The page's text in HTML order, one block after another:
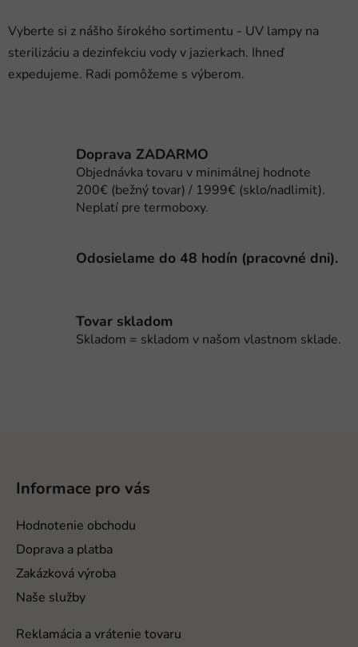
i
e
p
r
v
ý
p
i
e
Vyberte si z nášho širokého sortimentu - UV lampy na
sterilizáciu a dezinfekciu vody v jazierkach. Ihneď
expedujeme. Radi pomôžeme s výberom.
Doprava ZADARMO
Objednávka tovaru v minimálnej hodnote
200€ (bežný tovar) / 1999€ (sklo/nadlimit).
Neplatí pre termoboxy.
Odosielame do 48 hodín (pracovné dni).
Tovar skladom
Skladom = skladom v našom vlastnom sklade.
Informace pro vás
Hodnotenie obchodu
Doprava a platba
Zakázková výroba
Naše služby
Reklamácia a vrátenie tovaru